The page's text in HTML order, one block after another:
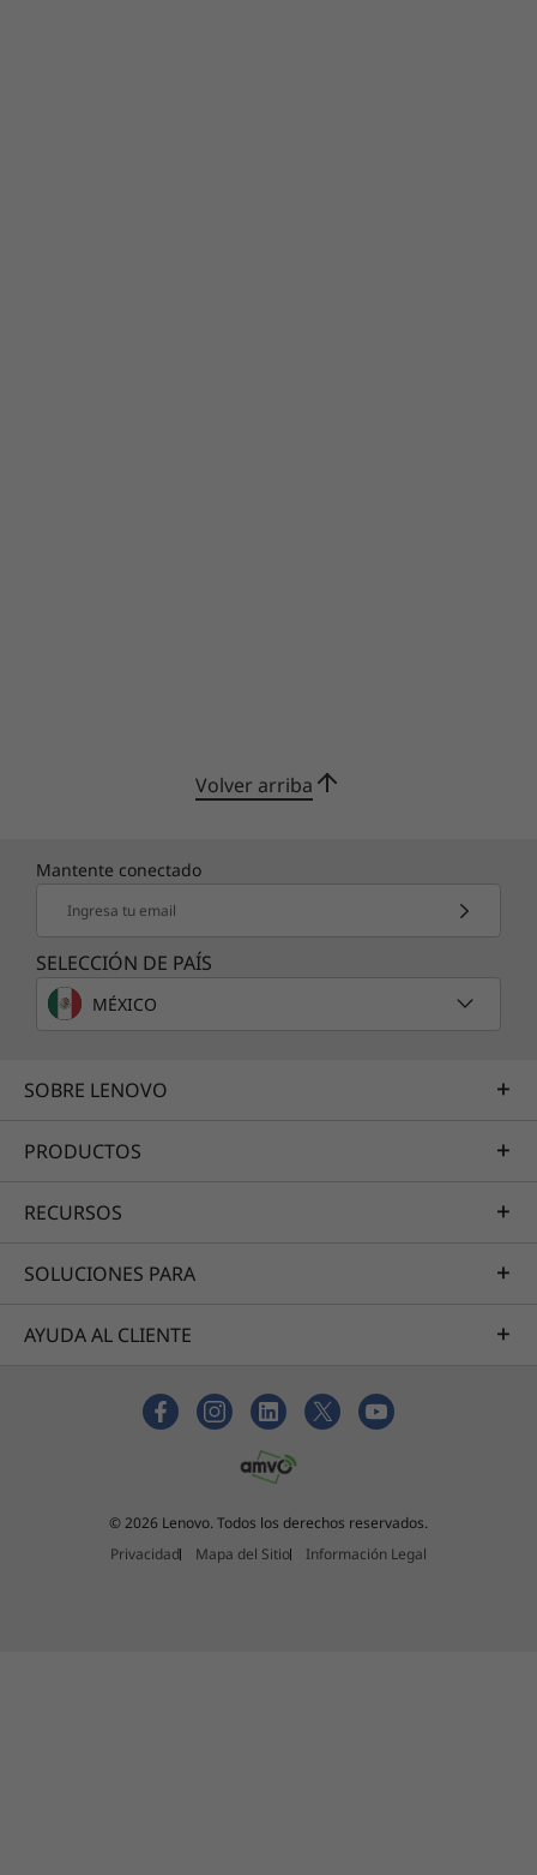
Volver arriba
Mantente conectado
Ingresa tu email
SELECCIÓN DE PAÍS
MÉXICO
SOBRE LENOVO
PRODUCTOS
RECURSOS
SOLUCIONES PARA
AYUDA AL CLIENTE
© 2026 Lenovo. Todos los derechos reservados.
Privacidad
Mapa del Sitio Información Legal